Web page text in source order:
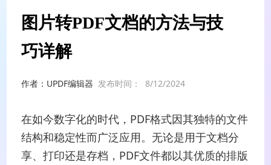
图片转PDF文档的方法与技
巧详解
作者：UPDF编辑器 发布时间： 8/12/2024
在如今数字化的时代，PDF格式因其独特的文件
结构和稳定性而广泛应用。无论是用于文档分
享、打印还是存档，PDF文件都以其优质的排版